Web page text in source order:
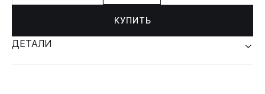
КУПИТЬ
ДЕТАЛИ